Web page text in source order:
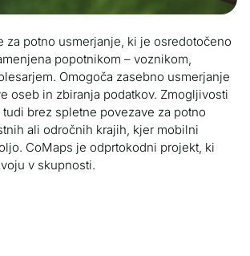
za potno usmerjanje, ki je osredotočeno
popotnikom – voznikom,
Omogoča zasebno usmerjanje
oseb in zbiranja podatkov. Zmogljivosti
brez spletne povezave za potno
ali odročnih krajih, kjer mobilni
CoMaps je odprtokodni projekt, ki
v skupnosti.